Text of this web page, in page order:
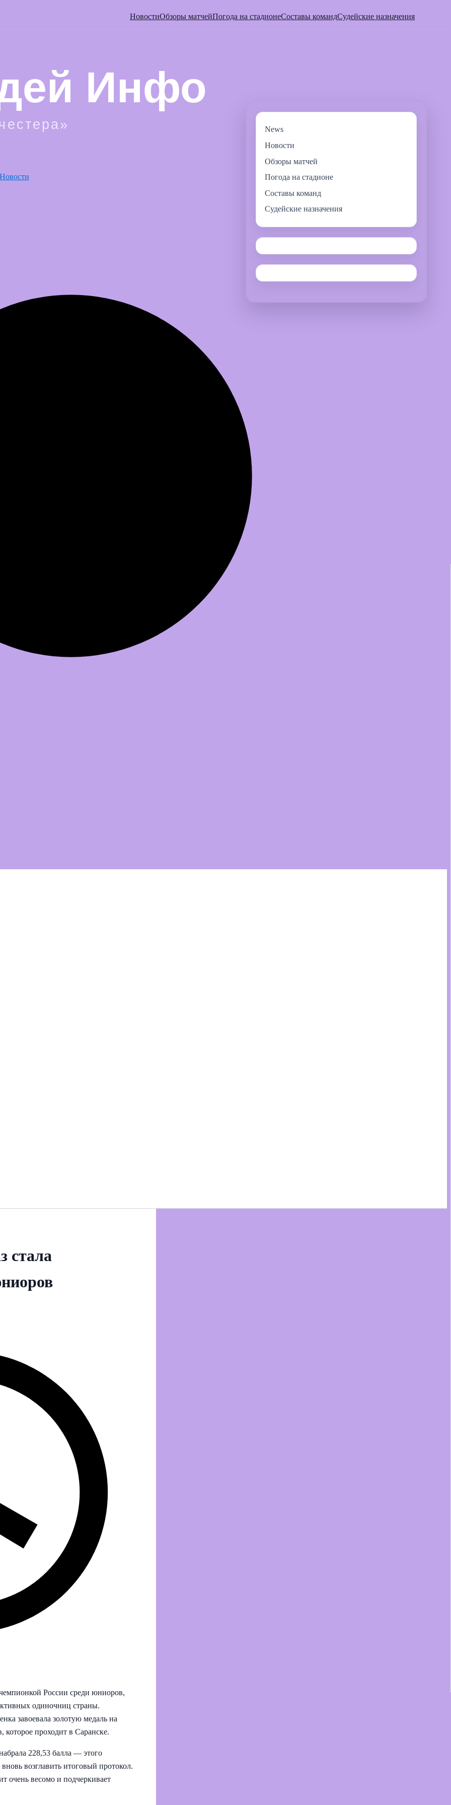
НовостиОбзоры матчейПогода на стадионеСоставы командСудейские назначения
Новости
стала
России среди юниоров,
одиночниц страны.
завоевала золотую медаль на
проходит в Саранске.
228,53 балла — этого
возглавить итоговый протокол.
очень весомо и подчеркивает
News
Новости
Обзоры матчей
Погода на стадионе
Составы команд
Судейские назначения